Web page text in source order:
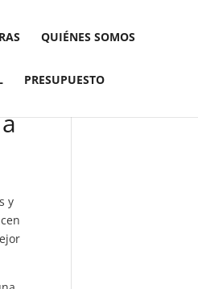
QUIÉNES SOMOS
PRESUPUESTO
y